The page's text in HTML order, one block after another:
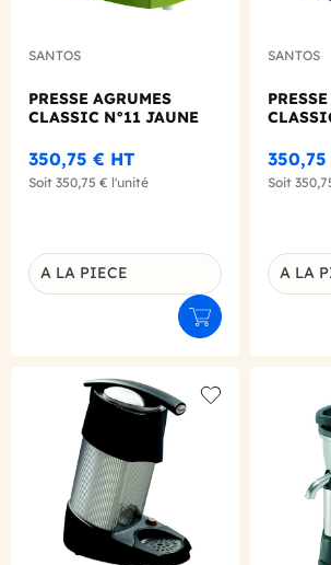
SANTOS
PRESSE AGRUMES
CLASSIC N°11 JAUNE
350,75 € HT
Soit 350,75 € l'unité
Déclinaison du produit
A LA PIECE
Ajouter au panier
SANTOS
350,75
Soit
A LA
Add to wishlist